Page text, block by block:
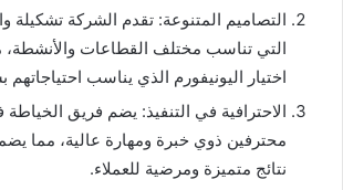
التصاميم المتنوعة: تقدم الشركة تشكيلة
التي تناسب مختلف القطاعات والأنشطة،
اختيار اليونيفورم الذي يناسب
الاحترافية في التنفيذ: يضم فريق
محترفين ذوي خبرة ومهارة عالية، مما
نتائج متميزة ومرضية للعملاء.